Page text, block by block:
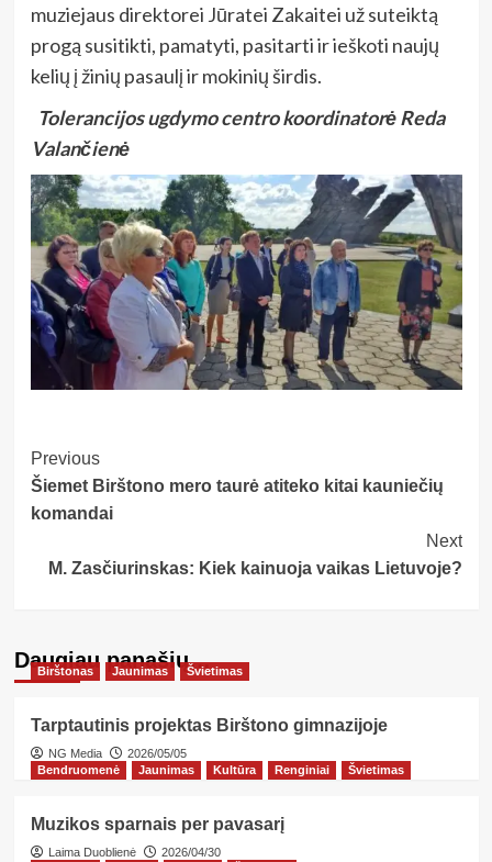
muziejaus direktorei Jūratei Zakaitei už suteiktą
progą susitikti, pamatyti, pasitarti ir ieškoti naujų
kelių į žinių pasaulį ir mokinių širdis.
Tolerancijos ugdymo centro koordinatorėReda
Valančienė
Post
Navigation
Previous
Šiemet Birštono mero taurė atiteko kitai kauniečių
komandai
Next
M. Zasčiurinskas: Kiek kainuoja vaikas Lietuvoje?
Daugiau panašių…
Birštonas Jaunimas Švietimas
Tarptautinis projektas Birštono gimnazijoje
NG Media
2026/05/05
Bendruomenė
Jaunimas Kultūra Renginiai Švietimas
Muzikos sparnais per pavasarį
Laima Duoblienė 2026/04/30